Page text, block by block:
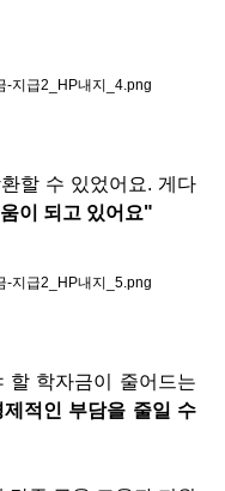
할 수 있었어요. 게다
이 되고 있어요"
할 학자금이 줄어드는
적인 부담을 줄일 수